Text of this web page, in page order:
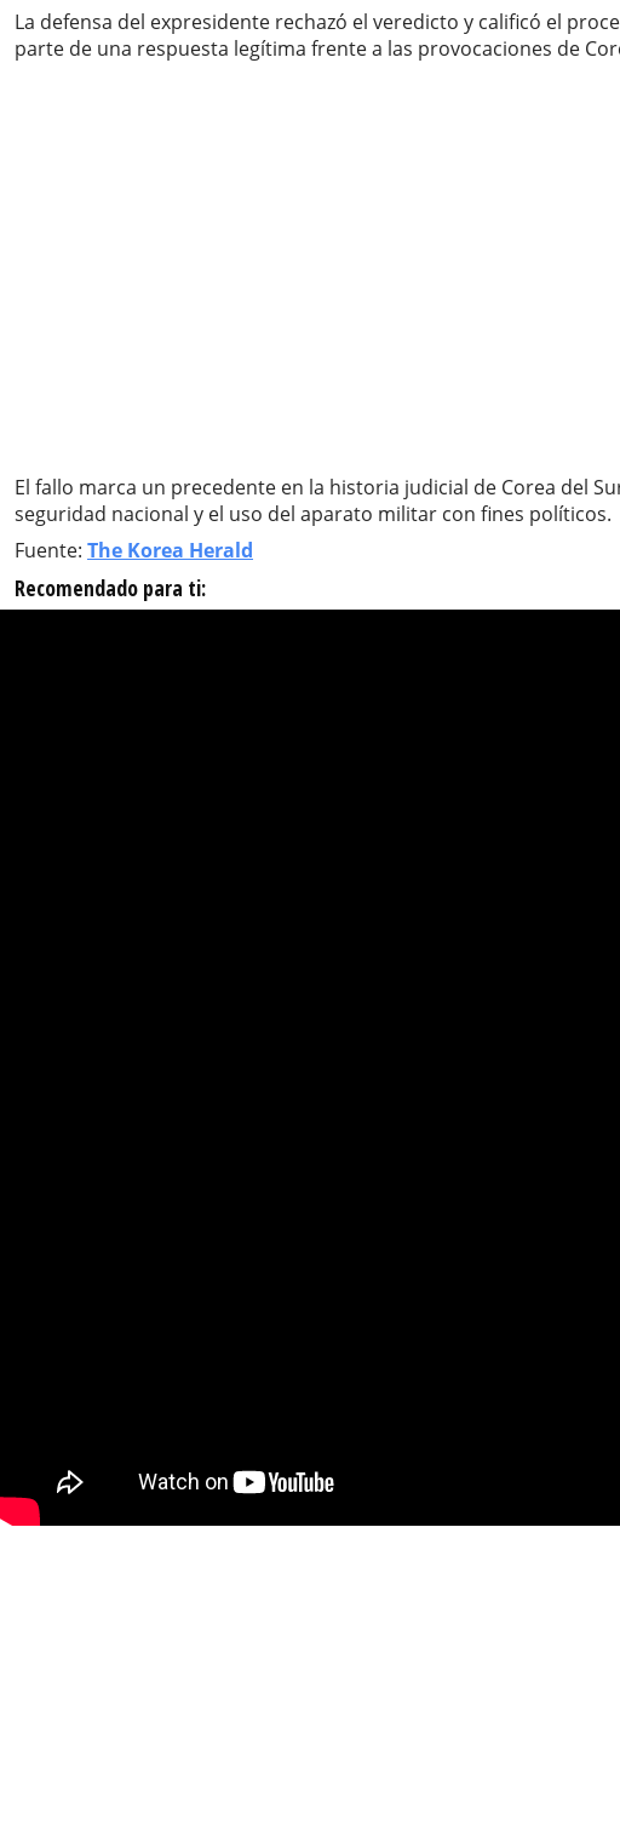
La defensa del expresidente rechazó el veredicto y calificó el
parte de una respuesta legítima frente a las provocaciones de
El fallo marca un precedente en la historia judicial de Corea del
seguridad nacional y el uso del aparato militar con fines políticos.
Fuente: The Korea Herald
Recomendado para ti: